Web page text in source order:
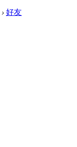
› 好友